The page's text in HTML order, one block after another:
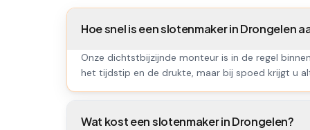
Hoe snel is een slotenmaker in Drongelen
Onze dichtstbijzijnde monteur is in de regel
het tijdstip en de drukte, maar bij spoed krijgt u
Wat kost een slotenmaker in Drongelen?